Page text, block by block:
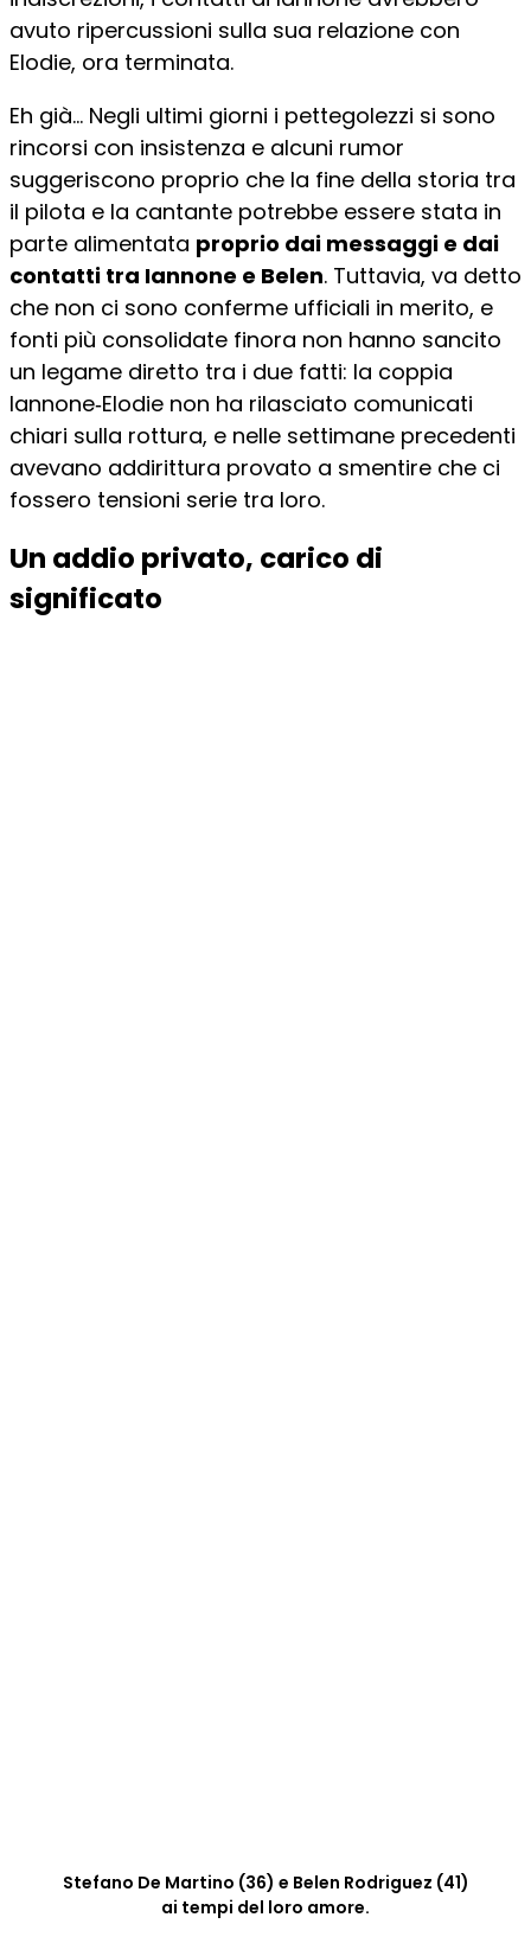
avuto ripercussioni sulla sua relazione con
Elodie, ora terminata.
Eh già… Negli ultimi giorni i pettegolezzi si sono
rincorsi con insistenza e alcuni rumor
suggeriscono proprio che la fine della storia tra
il pilota e la cantante potrebbe essere stata in
parte alimentata proprio dai messaggi e dai
contatti tra Iannone e Belen. Tuttavia, va detto
che non ci sono conferme ufficiali in merito, e
fonti più consolidate finora non hanno sancito
un legame diretto tra i due fatti: la coppia
Iannone‑Elodie non ha rilasciato comunicati
chiari sulla rottura, e nelle settimane precedenti
avevano addirittura provato a smentire che ci
fossero tensioni serie tra loro.
Un addio privato, carico di
significato
Stefano De Martino (36) e Belen Rodriguez (41)
ai tempi del loro amore.